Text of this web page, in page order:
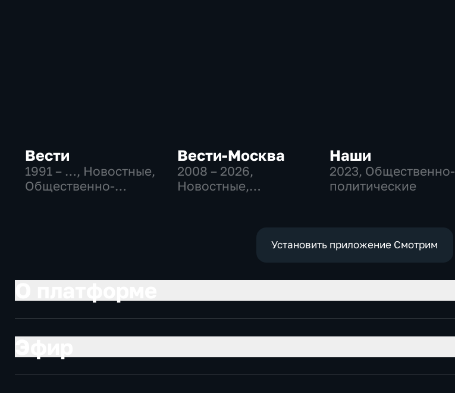
Вести
1991 – …, Новостные,
Общественно-
Вести-Москва
2008 – 2026,
Новостные,
экономические
Наши
2023, Общественно-
политические
Установить приложение Смотрим